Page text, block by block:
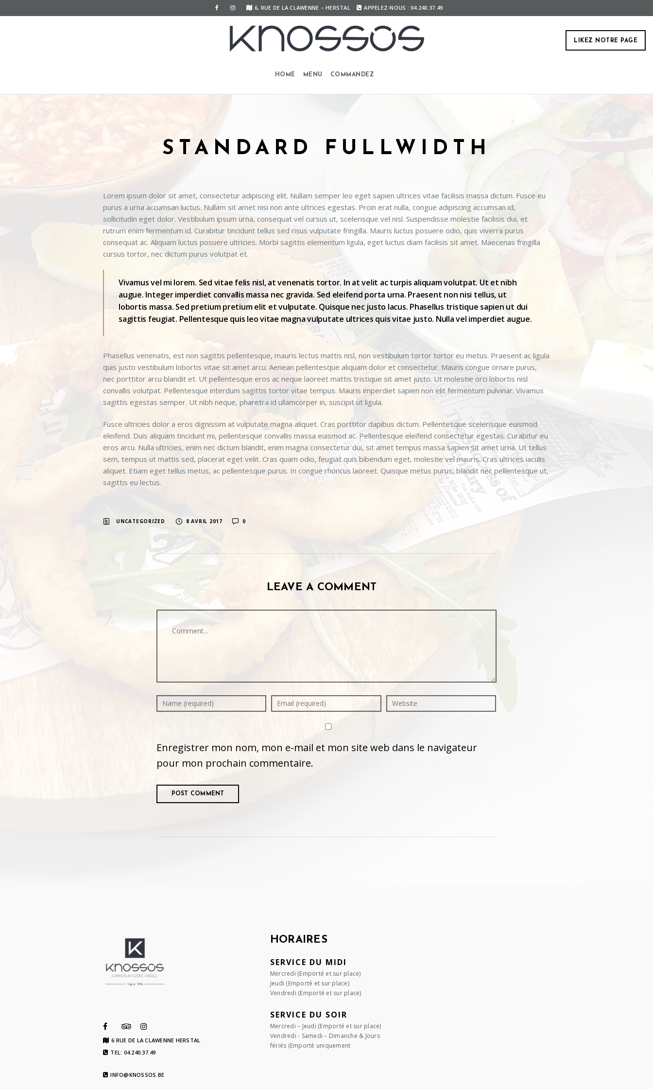
6, RUE DE LA CLAWENNE – HERSTAL APPELEZ-NOUS : 04.240.37.49
LIKEZ NOTRE PAGE
HOME MENU COMMANDEZ
STANDARD FULLWIDTH
Lorem ipsum dolor sit amet, consectetur adipiscing elit. Nullam semper leo eget sapien ultrices vitae facilisis massa dictum. Fusce eu
purus a urna accumsan luctus. Nullam sit amet nisi non ante ultrices egestas. Proin erat nulla, congue adipiscing accumsan id,
sollicitudin eget dolor. Vestibulum ipsum urna, consequat vel cursus ut, scelerisque vel nisl. Suspendisse molestie facilisis dui, et
rutrum enim fermentum id. Curabitur tincidunt tellus sed risus vulputate fringilla. Mauris luctus posuere odio, quis viverra purus
consequat ac. Aliquam luctus posuere ultricies. Morbi sagittis elementum ligula, eget luctus diam facilisis sit amet. Maecenas fringilla
cursus tortor, nec dictum purus volutpat et.
Vivamus vel mi lorem. Sed vitae felis nisl, at venenatis tortor. In at velit ac turpis aliquam volutpat. Ut et nibh
augue. Integer imperdiet convallis massa nec gravida. Sed eleifend porta urna. Praesent non nisi tellus, ut
lobortis massa. Sed pretium pretium elit et vulputate. Quisque nec justo lacus. Phasellus tristique sapien ut dui
sagittis feugiat. Pellentesque quis leo vitae magna vulputate ultrices quis vitae justo. Nulla vel imperdiet augue.
Phasellus venenatis, est non sagittis pellentesque, mauris lectus mattis nisl, non vestibulum tortor tortor eu metus. Praesent ac ligula
quis justo vestibulum lobortis vitae sit amet arcu. Aenean pellentesque aliquam dolor et consectetur. Mauris congue ornare purus,
nec porttitor arcu blandit et. Ut pellentesque eros ac neque laoreet mattis tristique sit amet justo. Ut molestie orci lobortis nisl
convallis volutpat. Pellentesque interdum sagittis tortor vitae tempus. Mauris imperdiet sapien non elit fermentum pulvinar. Vivamus
sagittis egestas semper. Ut nibh neque, pharetra id ullamcorper in, suscipit ut ligula.
Fusce ultricies dolor a eros dignissim at vulputate magna aliquet. Cras porttitor dapibus dictum. Pellentesque scelerisque euismod
eleifend. Duis aliquam tincidunt mi, pellentesque convallis massa euismod ac. Pellentesque eleifend consectetur egestas. Curabitur eu
eros arcu. Nulla ultricies, enim nec dictum blandit, enim magna consectetur dui, sit amet tempus massa sapien sit amet urna. Ut tellus
sem, tempus ut mattis sed, placerat eget velit. Cras quam odio, feugiat quis bibendum eget, molestie vel mauris. Cras ultrices iaculis
aliquet. Etiam eget tellus metus, ac pellentesque purus. In congue rhoncus laoreet. Quisque metus purus, blandit nec pellentesque ut,
sagittis eu lectus.
UNCATEGORIZED 8 AVRIL 2017 0
LEAVE A COMMENT
Enregistrer mon nom, mon e-mail et mon site web dans le navigateur
pour mon prochain commentaire.
6 RUE DE LA CLAWENNE HERSTAL
TEL: 04.240.37.49
INFO@KNOSSOS.BE
HORAIRES
SERVICE DU MIDI
Mercredi (Emporté et sur place)
Jeudi (Emporté et sur place)
Vendredi (Emporté et sur place)
SERVICE DU SOIR
Mercredi – Jeudi (Emporté et sur place)
Vendredi - Samedi – Dimanche & Jours
fériés (Emporté uniquement